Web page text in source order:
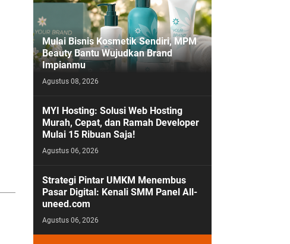
Mulai Bisnis Kosmetik Sendiri, MPM
Beauty Bantu Wujudkan Brand
Impianmu
Agustus 08, 2026
MYI Hosting: Solusi Web Hosting
Murah, Cepat, dan Ramah Developer
Mulai 15 Ribuan Saja!
Agustus 06, 2026
Strategi Pintar UMKM Menembus
Pasar Digital: Kenali SMM Panel All-
uneed.com
Agustus 06, 2026